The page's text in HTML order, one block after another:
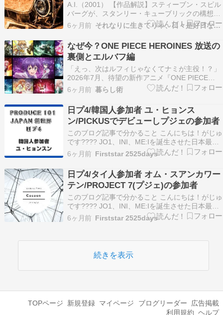
A.I.（2001） 【作品解説】スティーブン・スピル
バーグが、スタンリー・キューブリックの構想を
受け継いで完成させたSF大作。舞台は近未来。子
どもを失いかけたスウィントン夫妻は、息子の代
わりとして人間そっくりの少年型ロボット・デビ
ッドを迎え入れる。ところが、奇跡的に息子が回
復…
6ヶ月前 それなりに生きてりゃ、日々是好日なり！
なぜ今？ONE PIECE HEROINES 放送の
裏側とエルバフ編
「えっ、次はルフィじゃなくてナミが主役！？」
2026年7月、待望の新作アニメ『ONE PIECE
HEROINES』がいよいよ放送されます。「本編の
合間のただの番外編でしょ？」と思ったら大間違
い。これはワンピースの楽しみ方をガラリと変え
る、ファン必見のプロジェクトなんです。 こ…
6ヶ月前 暮らし術
日プ4/韓国人参加者 ユ・ヒョンス
ン/PICKUSでデビューしプジェの参加者
このブログ記事で分かること こんにちは！がじゅ
です???? JO1、INI、ME:Iを誕生させた日本最大
級のサバイバルオーディション番組「PRODUCE
101 JAPAN/プロデュース 101 」の第4弾！！
「PRODUCE 101 JAPAN 新世界」日プ4を詳しく
解説！ …
6ヶ月前 Firststar 2525days
日プ4/タイ人参加者 オム・スアンカワー
テン/PROJECT 7(プジェ)の参加者
このブログ記事で分かること こんにちは！がじゅ
です???? JO1、INI、ME:Iを誕生させた日本最大
級のサバイバルオーディション番組「PRODUCE
101 JAPAN/プロデュース 101 」の第4弾！！
解説！ …
6ヶ月前 Firststar 2525days
続きを表示
TOPページ 新規登録 マイページ ブログリーダー
広告掲載
利用規約 ヘルプ